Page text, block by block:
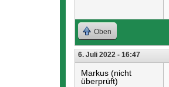
Oben
6. Juli 2022 - 16:47
Markus (nicht
überprüft)